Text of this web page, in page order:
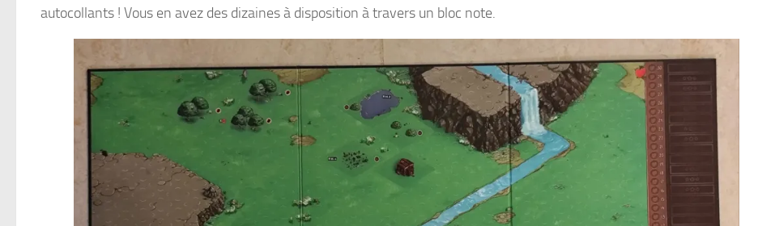
autocollants ! Vous en avez des dizaines à disposition à travers un bloc note.